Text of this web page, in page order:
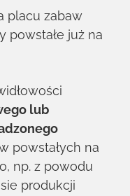
placu zabaw
powstałe już na
lub
powstałych na
np. z powodu
produkcji